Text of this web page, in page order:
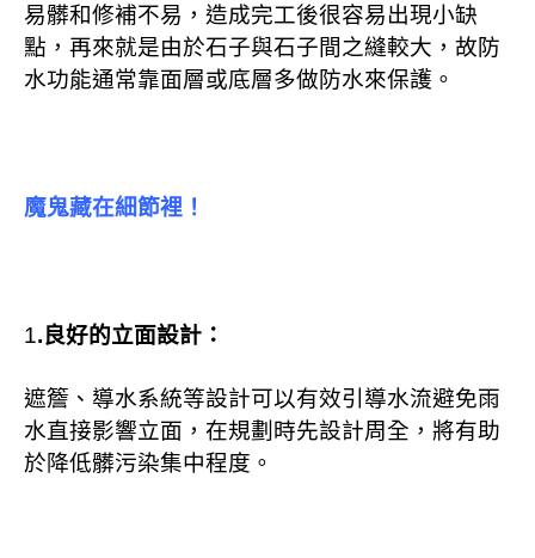
易髒和修補不易，造成完工後很容易出現小缺
點，再來就是由於石子與石子間之縫較大，故防
水功能通常靠面層或底層多做防水來保護。
魔鬼藏在細節裡！
1.良好的立面設計：
遮簷、導水系統等設計可以有效引導水流避免雨
水直接影響立面，在規劃時先設計周全，將有助
於降低髒污染集中程度。